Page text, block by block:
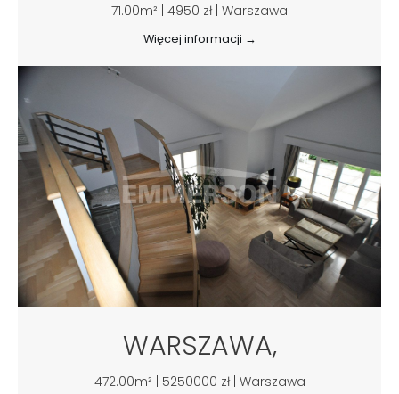
71.00m² | 4950 zł | Warszawa
Więcej informacji →
WARSZAWA,
472.00m² | 5250000 zł | Warszawa